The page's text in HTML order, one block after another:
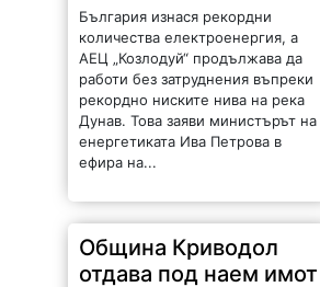
работи без затруднения въпреки
рекордно ниските нива на река
Дунав. Това заяви министърът на
енергетиката Ива Петрова в
ефира на...
отдава под наем имот
в Градешница